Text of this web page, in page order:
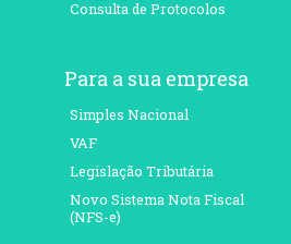
Consulta de Protocolos
Para a sua empresa
Simples Nacional
VAF
Legislação Tributária
Novo Sistema Nota Fiscal
(NFS-e)